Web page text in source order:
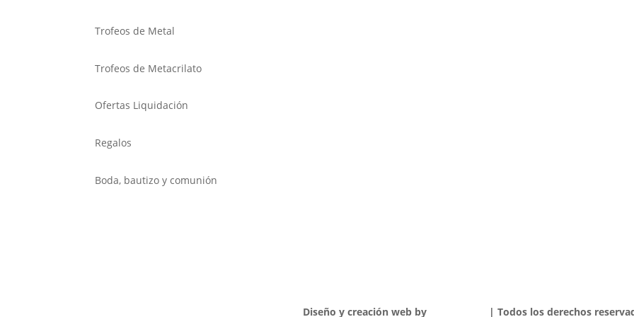
Trofeos de Metal
Trofeos de Metacrilato
Ofertas Liquidación
Regalos
Boda, bautizo y comunión
Diseño y creación web by | Todos los derechos